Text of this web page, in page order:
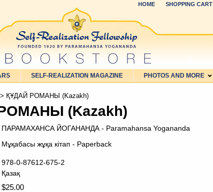
HOME SHOPPING CART
SELF-REALIZATION MAGAZINE PHOTOS AND MORE
> ҚҰДАЙ РОМАНЫ (Kazakh)
(Kazakh)
ПАРАМАХАНСА ЙОГАНАНДА - Paramahansa Yogananda
Мұқабасы жұқа кітап - Paperback
978-0-87612-675-2
Қазақ
$25.00